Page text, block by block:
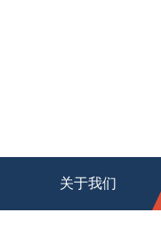
关于我们